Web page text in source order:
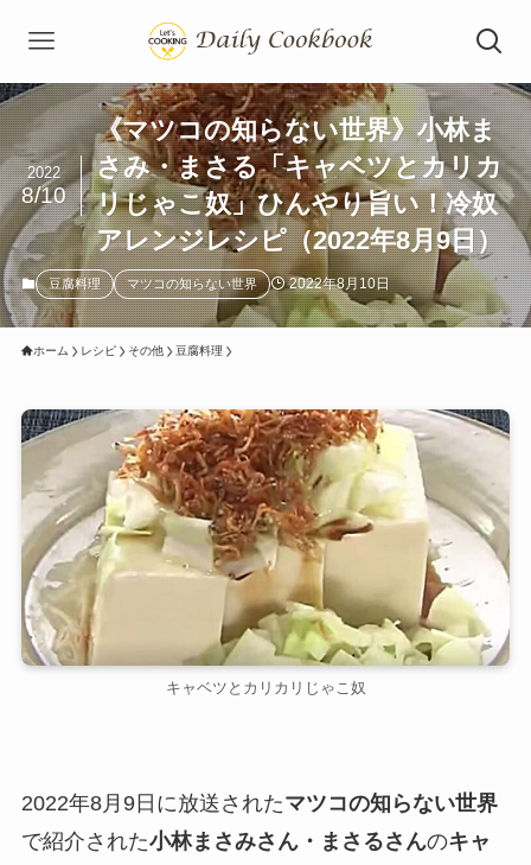
《マツコの知らない世界》小林ま
さみ・まさる「キャベツとカリカ
リじゃこ奴」ひんやり旨い！冷奴
アレンジレシピ（2022年8月9日）
2022
8/10
豆腐料理 マツコの知らない世界 2022年8月10日
ホーム レシピ その他 豆腐料理
キャベツとカリカリじゃこ奴
2022年8月9日に放送されたマツコの知らない世界
で紹介された小林まさみさん・まさるさんのキャ